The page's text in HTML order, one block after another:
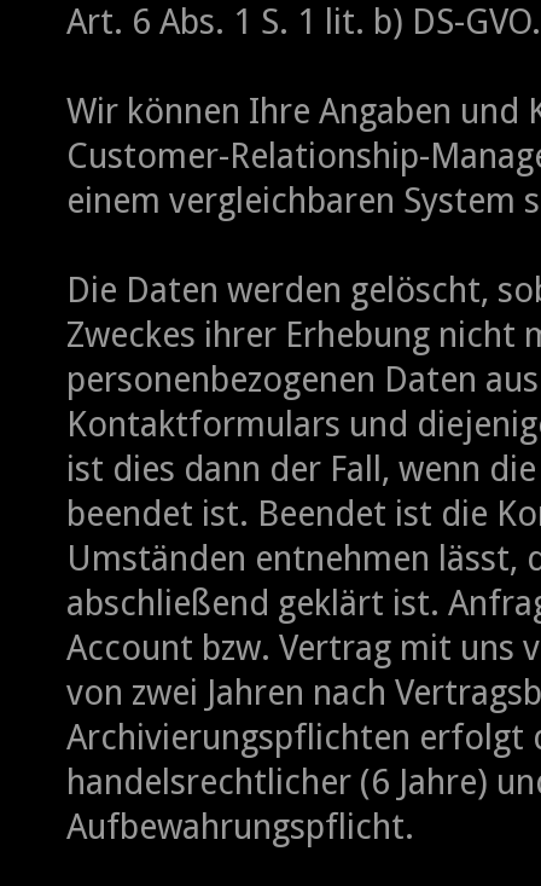
Art. 6 Abs. 1 S. 1 lit. b) DS-GVO.
Wir können Ihre Angaben
Customer-Relationship-
einem vergleichbaren System
Die Daten werden gelöscht,
Zweckes ihrer Erhebung
personenbezogenen Daten
Kontaktformulars und
ist dies dann der Fall, wenn
beendet ist. Beendet ist die
Umständen entnehmen lässt,
abschließend geklärt ist.
Account bzw. Vertrag mit uns
von zwei Jahren nach
Archivierungspflichten erfolgt
handelsrechtlicher (6 Jahre)
Aufbewahrungspflicht.